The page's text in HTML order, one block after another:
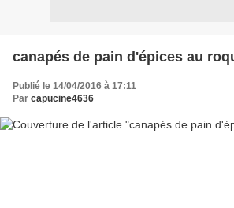
canapés de pain d'épices au
Publié le 14/04/2016 à 17:11
Par capucine4636